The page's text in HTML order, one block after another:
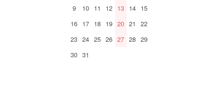
9
10 11 12 13 14 15
16 17 18 19 20 21
22
23 24 25 26 27 28 29
30 31